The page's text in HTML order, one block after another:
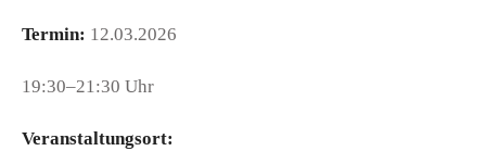
Termin: 12.03.2026
19:30–21:30 Uhr
Veranstaltungsort: